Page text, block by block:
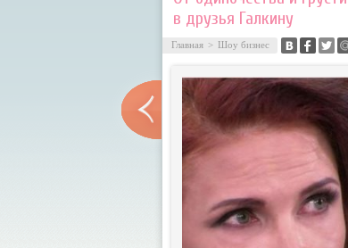
в друзья Галкину
Главная > Шоу бизнес